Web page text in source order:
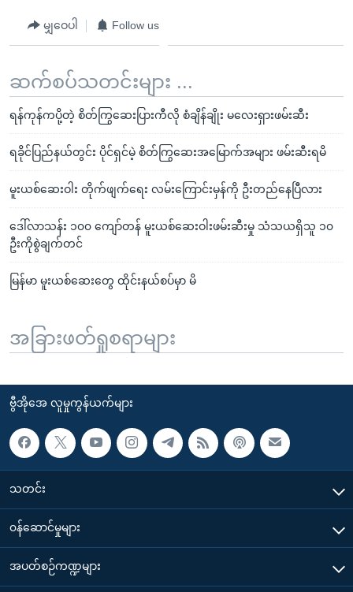
မျှဝေပါ Follow us
ဆက်စပ်သတင်းများ ...
ရန်ကုန်ကပို့တဲ့ စိတ်ကြွဆေးပြားကီလို စံချိန်ချိုး မလေးရှားဖမ်းဆီး
ရခိုင်ပြည်နယ်တွင်း ပိုင်ရှင်မဲ့ စိတ်ကြွဆေးအမြောက်အများ ဖမ်းဆီးရမိ
မူးယစ်ဆေးဝါး တိုက်ဖျက်ရေး လမ်းကြောင်းမှန်ကို ဦးတည်နေပြီလား
ဒေါ်လာသန်း ၁၀၀ ကျော်တန် မူးယစ်ဆေးဝါးဖမ်းဆီးမှု သံသယရှိသူ ၁၀
ဦးကိုစွဲချက်တင်
မြန်မာ မူးယစ်ဆေးတွေ ထိုင်းနယ်စပ်မှာ မိ
အခြားဖတ်ရှုစရာများ
ဗွီအိုအေ လူမှုကွန်ယက်များ
သတင်း
၀န်ဆောင်မှုများ
အပတ်စဉ်ကဏ္ဍများ